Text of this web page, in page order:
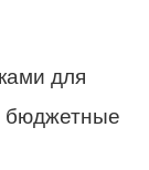
для
бюджетные